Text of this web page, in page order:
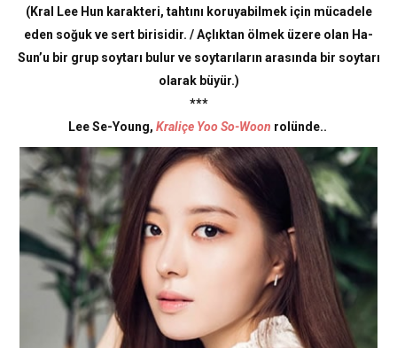
(Kral Lee Hun karakteri, tahtını koruyabilmek için mücadele
eden soğuk ve sert birisidir. / Açlıktan ölmek üzere olan Ha-
Sun’u bir grup soytarı bulur ve soytarıların arasında bir soytarı
olarak büyür.)
***
Lee Se-Young, Kraliçe Yoo So-Woon rolünde..